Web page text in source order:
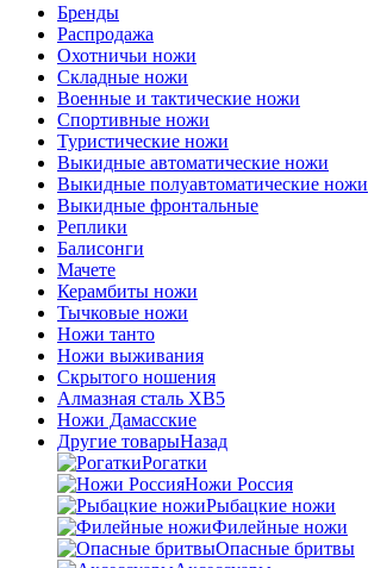
Бренды
Распродажа
Охотничьи ножи
Складные ножи
Военные и тактические ножи
Спортивные ножи
Туристические ножи
Выкидные автоматические ножи
Выкидные полуавтоматические ножи
Выкидные фронтальные
Реплики
Балисонги
Мачете
Керамбиты ножи
Тычковые ножи
Ножи танто
Ножи выживания
Скрытого ношения
Алмазная сталь ХВ5
Ножи Дамасские
Другие товарыНазад
Рогатки
Ножи Россия
Рыбацкие ножи
Филейные ножи
Опасные бритвы